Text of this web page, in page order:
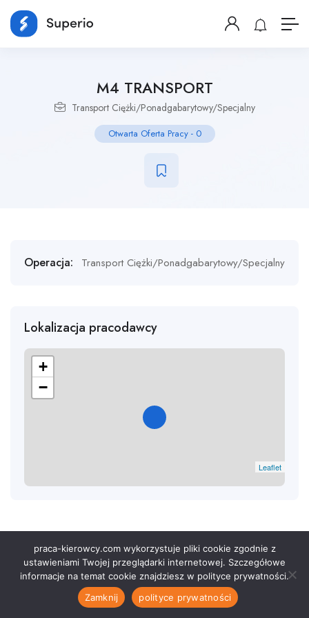
M4 TRANSPORT
Transport Ciężki/Ponadgabarytowy/Specjalny
Otwarta Oferta Pracy- 0
Operacja: Transport Ciężki/Ponadgabarytowy/Specjalny
Lokalizacja pracodawcy
+
−
Leaflet
© 2026 - Superio. Wszystkie Prawa Zastrzeżone. Zasilane przez
ApusTheme
praca-kierowcy.com wykorzystuje pliki cookie zgodnie z
ustawieniami Twojej przeglądarki internetowej. Szczegółowe
informacje na temat cookie znajdziesz w polityce prywatności.
Zamknij
polityce prywatności